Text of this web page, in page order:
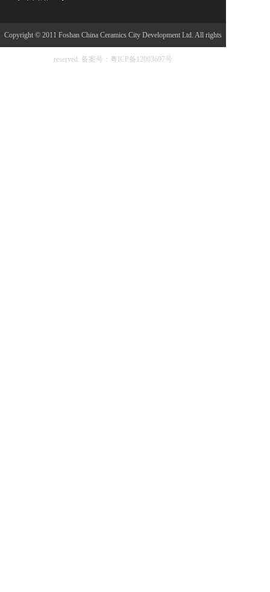
Copyright © 2011 Foshan China Ceramics City Development Ltd. All rights
reserved. 备案号：粤ICP备12003697号